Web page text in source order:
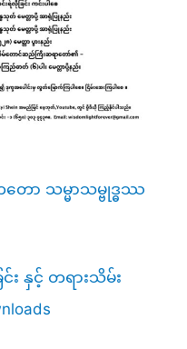
ာ သမ္မာသမ္ဗုဒ္ဓဿ
း နှင့် တရားသိမ်း